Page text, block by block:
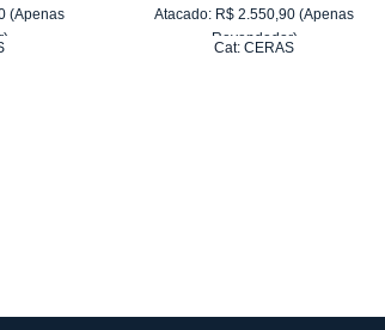
(Apenas
Atacado: R$ 2.550,90 (Apenas
Revendedor)
Cat:CERAS